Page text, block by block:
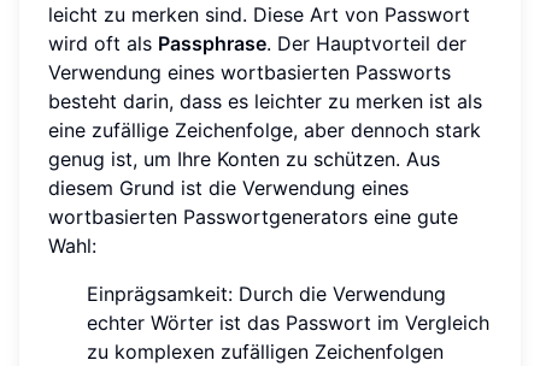
leicht zu merken sind. Diese Art von Passwort
wird oft als Passphrase. Der Hauptvorteil der
Verwendung eines wortbasierten Passworts
besteht darin, dass es leichter zu merken ist als
eine zufällige Zeichenfolge, aber dennoch stark
genug ist, um Ihre Konten zu schützen. Aus
diesem Grund ist die Verwendung eines
wortbasierten Passwortgenerators eine gute
Wahl:
Einprägsamkeit: Durch die Verwendung
echter Wörter ist das Passwort im Vergleich
zu komplexen zufälligen Zeichenfolgen